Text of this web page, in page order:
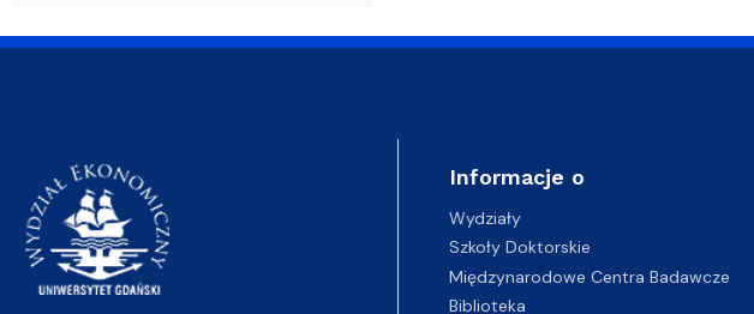
Informacje o
Wydziały
Szkoły Doktorskie
Międzynarodowe Centra Badawcze
Biblioteka